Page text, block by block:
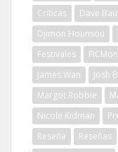
Críticas
Dave
Djimon Hounsou
Festivales
James Wan
Josh
Margot Robbie
Nicole Kidman
Reseña
Reseñas